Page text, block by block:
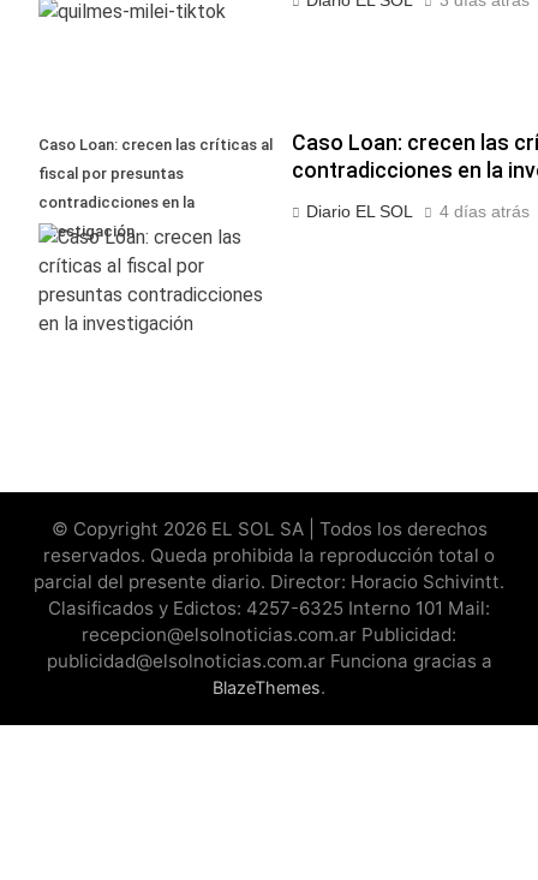
Caso Loan: crecen las críticas al
fiscal por presuntas
contradicciones en la
investigación
Caso Loan: crecen las
contradicciones en la
Diario EL SOL 4 días atrás
© Copyright 2026 EL SOL SA | Todos los derechos
reservados. Queda prohibida la reproducción total o
parcial del presente diario. Director: Horacio Schivintt.
Clasificados y Edictos: 4257-6325 Interno 101 Mail:
recepcion@elsolnoticias.com.ar Publicidad:
publicidad@elsolnoticias.com.ar Funciona gracias a
BlazeThemes.